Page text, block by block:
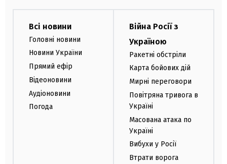
Всі новини
Головні новини
Новини України
Прямий ефір
Відеоновини
Аудіоновини
Погода
Війна Росії з
Україною
Ракетні обстріли
Карта бойових дій
Мирні переговори
Повітряна тривога в
Україні
Масована атака по
Україні
Вибухи у Росії
Втрати ворога